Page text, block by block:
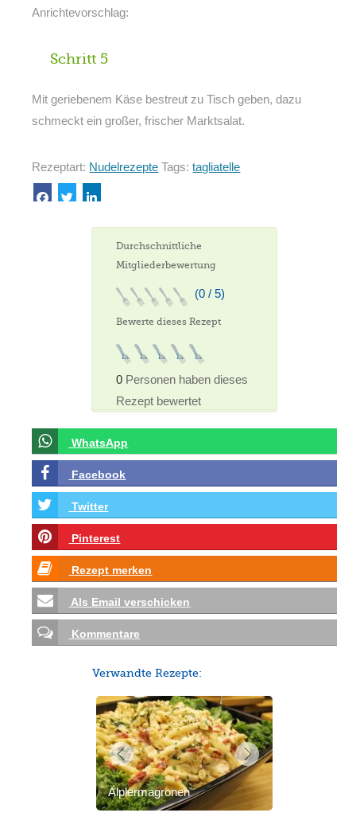
Anrichtevorschlag:
Schritt 5
Mit geriebenem Käse bestreut zu Tisch geben, dazu
schmeckt ein großer, frischer Marktsalat.
Rezeptart: Nudelrezepte Tags:tagliatelle
Durchschnittliche
Mitgliederbewertung
(0 / 5)
Bewerte dieses Rezept
0 Personen haben dieses
Rezept bewertet
WhatsApp
Facebook
Twitter
Pinterest
Rezept merken
Als Email verschicken
Kommentare
Verwandte Rezepte:
Älplermagronen